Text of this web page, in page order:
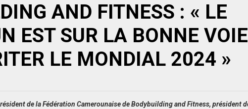
AND FITNESS : « LE
EST SUR LA BONNE VOIE
LE MONDIAL 2024 »
de la Fédération Camerounaise de Bodybuilding and Fitness, président